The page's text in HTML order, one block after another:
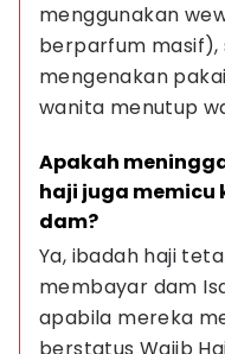
menggunakan
berparfum masif),
mengenakan
wanita menutup
Apakah
haji juga memicu
dam?
Ya, ibadah haji
membayar dam
apabila mereka